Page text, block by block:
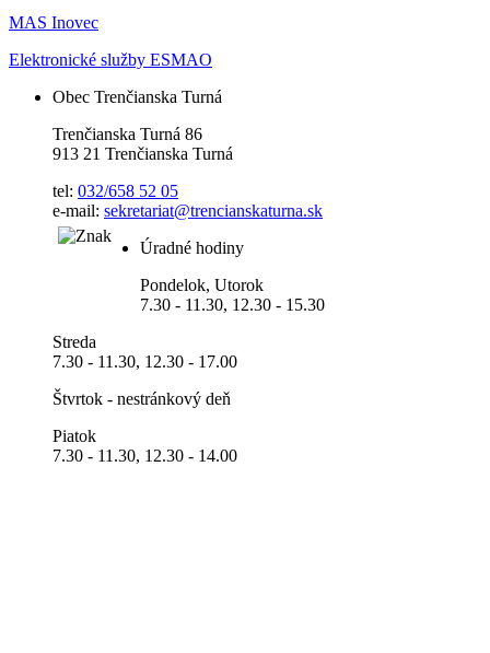
MAS Inovec
Elektronické služby ESMAO
Obec Trenčianska Turná
Trenčianska Turná 86
913 21 Trenčianska Turná
tel: 032/658 52 05
e-mail: sekretariat@trencianskaturna.sk
Úradné hodiny
Pondelok, Utorok
7.30 - 11.30, 12.30 - 15.30
Streda
7.30 - 11.30, 12.30 - 17.00
Štvrtok - nestránkový deň
Piatok
7.30 - 11.30, 12.30 - 14.00